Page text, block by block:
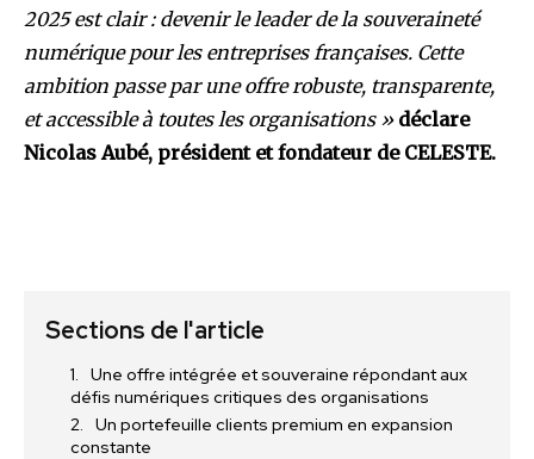
2025 est clair : devenir le leader de la souveraineté
numérique pour les entreprises françaises. Cette
ambition passe par une offre robuste, transparente,
et accessible à toutes les organisations » déclare
Nicolas Aubé, président et fondateur de CELESTE.
Sections de l'article
Une offre intégrée et souveraine répondant aux
défis numériques critiques des organisations
Un portefeuille clients premium en expansion
constante